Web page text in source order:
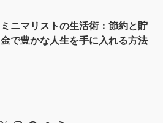
ミニマリストの生活術：節約と貯
金で豊かな人生を手に入れる方法